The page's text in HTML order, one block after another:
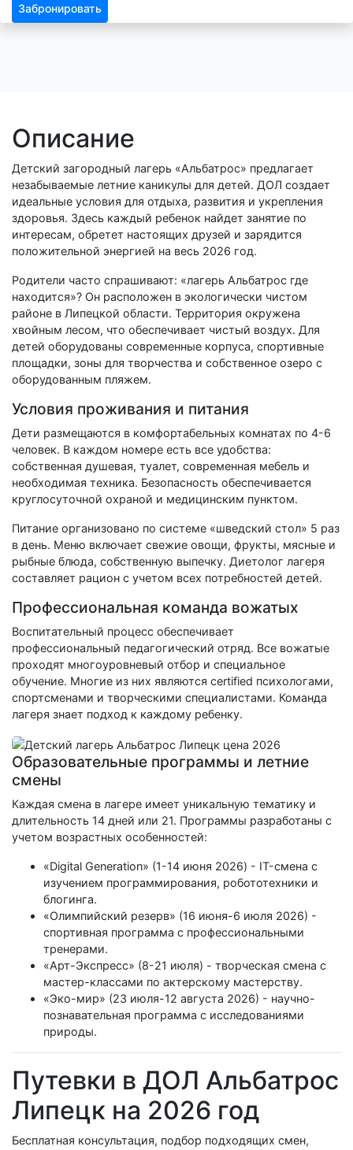
Забронировать
Описание
Детский загородный лагерь «Альбатрос» предлагает
незабываемые летние каникулы для детей. ДОЛ создает
идеальные условия для отдыха, развития и укрепления
здоровья. Здесь каждый ребенок найдет занятие по
интересам, обретет настоящих друзей и зарядится
положительной энергией на весь 2026 год.
Родители часто спрашивают: «лагерь Альбатрос где
находится»? Он расположен в экологически чистом
районе в Липецкой области. Территория окружена
хвойным лесом, что обеспечивает чистый воздух. Для
детей оборудованы современные корпуса, спортивные
площадки, зоны для творчества и собственное озеро с
оборудованным пляжем.
Условия проживания и питания
Дети размещаются в комфортабельных комнатах по 4-6
человек. В каждом номере есть все удобства:
собственная душевая, туалет, современная мебель и
необходимая техника. Безопасность обеспечивается
круглосуточной охраной и медицинским пунктом.
Питание организовано по системе «шведский стол» 5 раз
в день. Меню включает свежие овощи, фрукты, мясные и
рыбные блюда, собственную выпечку. Диетолог лагеря
составляет рацион с учетом всех потребностей детей.
Профессиональная команда вожатых
Воспитательный процесс обеспечивает
профессиональный педагогический отряд. Все вожатые
проходят многоуровневый отбор и специальное
обучение. Многие из них являются certified психологами,
спортсменами и творческими специалистами. Команда
лагеря знает подход к каждому ребенку.
Образовательные программы и летние
смены
Каждая смена в лагере имеет уникальную тематику и
длительность 14 дней или 21. Программы разработаны с
учетом возрастных особенностей:
«Digital Generation» (1-14 июня 2026) - IT-смена с
изучением программирования, робототехники и
блогинга.
«Олимпийский резерв» (16 июня-6 июля 2026) -
спортивная программа с профессиональными
тренерами.
«Арт-Экспресс» (8-21 июля) - творческая смена с
мастер-классами по актерскому мастерству.
«Эко-мир» (23 июля-12 августа 2026) - научно-
познавательная программа с исследованиями
природы.
Путевки в ДОЛ Альбатрос
Липецк на 2026 год
Бесплатная консультация, подбор подходящих смен,